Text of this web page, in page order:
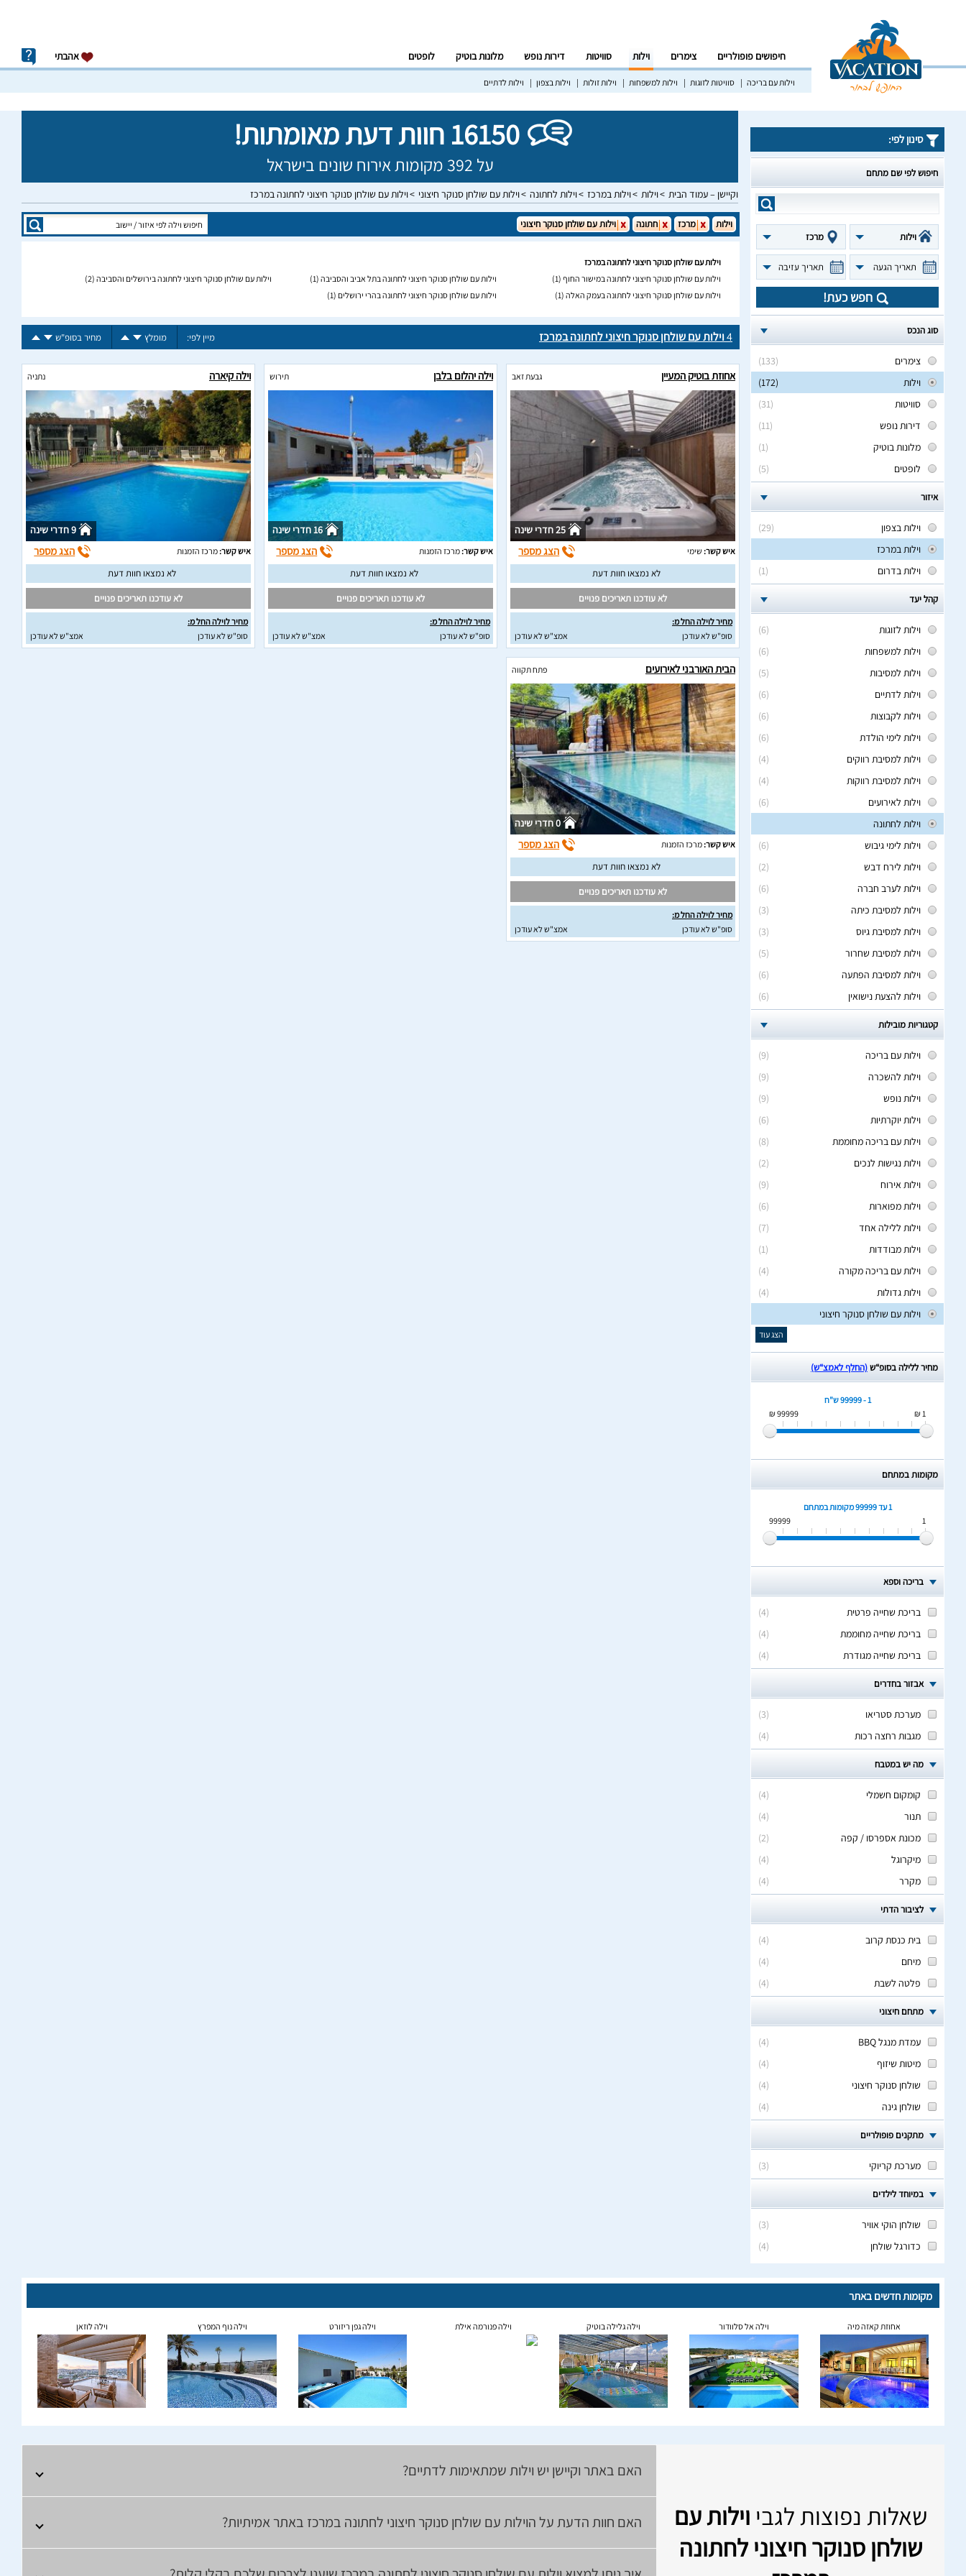
חיפושים פופולריים צימרים וילות סוויטות דירות נופש מלונות בוטיק לופטים אהבתי
וילות עם בריכה סוויטות לזוגות וילות למשפחות וילות זולות וילות בצפון וילות לדתיים
16150 חוות דעת מאומתות!
על 392 מקומות אירוח שונים בישראל
וקיישן – עמוד הבית וילות וילות במרכז וילות לחתונה וילות עם שולחן סנוקר חיצוני וילות עם שולחן סנוקר חיצוני לחתונה במרכז
סינון לפי:
חיפוש לפי שם מתחם
וילות מרכז
תאריך הגעה תאריך עזיבה
חפש כעת!
סוג הנכס
(133)
צימרים
(172)
וילות
(31)
סוויטות
(11)
דירות נופש
(1)
מלונות בוטיק
(5)
לופטים
איזור
(29)
וילות בצפון
וילות במרכז
(1)
וילות בדרום
קהל יעד
(6)
וילות לזוגות
(6)
וילות למשפחות
(5)
וילות למסיבות
(6)
וילות לדתיים
(6)
וילות לקבוצות
(6)
וילות לימי הולדת
(4)
וילות למסיבת רווקים
(4)
וילות למסיבת רווקות
(6)
וילות לאירועים
וילות לחתונה
(6)
וילות לימי גיבוש
(2)
וילות לירח דבש
(6)
וילות לערב חברה
(3)
וילות למסיבת כיתה
(3)
וילות למסיבת גיוס
(5)
וילות למסיבת שחרור
(6)
וילות למסיבת הפתעה
(6)
וילות להצעת נישואין
קטגוריות מובילות
(9)
וילות עם בריכה
(9)
וילות להשכרה
(9)
וילות נופש
(6)
וילות יוקרתיות
(8)
וילות עם בריכה מחוממת
(2)
וילות נגישות לנכים
(9)
וילות אירוח
(6)
וילות מפוארות
(7)
וילות ללילה אחד
(1)
וילות מבודדות
(4)
וילות עם בריכה מקורה
(4)
וילות גדולות
וילות עם שולחן סנוקר חיצוני
הצג עוד
מחיר ללילה בסופ“ש(החלף לאמצ“ש)
1 - 99999 ש"ח
1 ₪
99999 ₪
מקומות במתחם
1 עד 99999
מקומות במתחם
1
99999
בריכה וספא
(
4
)
בריכת שחייה פרטית
(
4
)
בריכת שחייה מחוממת
(
4
) בריכת שחייה מגודרת
אבזור בחדרים
(
3
)
מערכת סטריאו
(
4
) מגבות רחצה רכות
מה יש במטבח
(
4
)
קומקום חשמלי
(
4
)
תנור
(
2
)
מכונת אספרסו / קפה
(
4
)
מיקרוגל
(
4
) מקרר
לציבור הדתי
(
4
)
בית כנסת קרוב
(
4
)
מיחם
(
4
) פלטה לשבת
מתחם חיצוני
(
4
)
עמדת מנגל BBQ
(
4
)
מיטות שיזוף
(
4
)
שולחן סנוקר חיצוני
(
4
) שולחן גינה
מתקנים פופולריים
(
3
) מערכת קריוקי
במיוחד לילדים
(
3
)
שולחן הוקי אוויר
(
4
) כדורגל שולחן
וילות מרכז חתונה וילות עם שולחן סנוקר חיצוני
וילות עם שולחן סנוקר חיצוני לחתונה במרכז
וילות עם שולחן סנוקר חיצוני לחתונה במישור החוף (1) וילות עם שולחן סנוקר חיצוני לחתונה בתל אביב והסביבה (1) וילות עם שולחן סנוקר חיצוני לחתונה בירושלים והסביבה (2)
וילות עם שולחן סנוקר חיצוני לחתונה בעמק האלה (1) וילות עם שולחן סנוקר חיצוני לחתונה בהרי ירושלים (1)
4וילות עם שולחן סנוקר חיצוני לחתונה במרכז מיין לפי: מומלץ מחיר בסופ"ש
אחוזת בוטיק המעיין גבעת זאב
25 חדרי שינה
איש קשר: שימי הצג מספר
לא נמצאו חוות דעת
לא עודכנו תאריכים פנויים
מחיר לוילה החל מ:
סופ"ש לא עודכן
אמצ"ש לא עודכן
וילה יהלום בלבן תירוש
16 חדרי שינה
איש קשר:מרכז הזמנות הצג מספר
לא נמצאו חוות דעת
לא עודכנו תאריכים פנויים
מחיר לוילה החל מ:
סופ"ש לא עודכן
אמצ"ש לא עודכן
וילה קיארה נתניה
9 חדרי שינה
איש קשר:מרכז הזמנות הצג מספר
לא נמצאו חוות דעת
לא עודכנו תאריכים פנויים
מחיר לוילה החל מ:
סופ"ש לא עודכן
אמצ"ש לא עודכן
הבית האורבני לאירועים פתח תקווה
0 חדרי שינה
איש קשר:מרכז הזמנות הצג מספר
לא נמצאו חוות דעת
לא עודכנו תאריכים פנויים
מחיר לוילה החל מ:
סופ"ש לא עודכן
אמצ"ש לא עודכן
מקומות חדשים באתר
אחוזת קאזה מיה וילה אל סלוודור וילה גלילה בוטיק וילה פנורמה אילת וילה גפן ריזורט וילה נוף המפרץ וילה לוזאן
שאלות נפוצות לגבי וילות עם
שולחן סנוקר חיצוני לחתונה
האם באתר וקיישן יש וילות שמתאימות לדתיים?
האם חוות הדעת על הוילות עם שולחן סנוקר חיצוני לחתונה במרכז באתר אמיתיות?